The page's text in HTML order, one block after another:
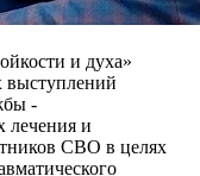
и духа»
выступлений
-
лечения и
СВО в целях